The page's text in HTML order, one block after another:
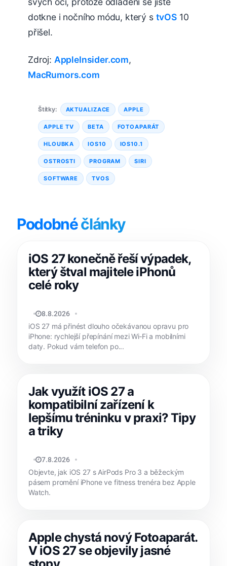
dotkne i nočního módu, který s tvOS10
přišel.
Zdroj: AppleInsider.com,
MacRumors.com
Štítky: AKTUALIZACE APPLE
APPLE TV BETA FOTOAPARÁT
HLOUBKA IOS10 IOS10.1
OSTROSTI PROGRAM SIRI
SOFTWARE TVOS
Podobnéčlánky
iOS 27 konečně řeší výpadek,
který štval majitele iPhonů
celé roky
JAN HOLEŠ
8.8.2026
iOS 27 má přinést dlouho očekávanou opravu pro
iPhone: rychlejší přepínání mezi Wi‑Fi a mobilními
daty. Pokud vám telefon po...
Jak využít iOS 27 a
kompatibilní zařízení k
lepšímu tréninku v praxi? Tipy
a triky
MATYÁŠ KOZÁK
7.8.2026
Objevte, jak iOS 27 s AirPods Pro 3 a běžeckým
pásem promění iPhone ve fitness trenéra bez Apple
Watch.
Apple chystá nový Fotoaparát.
V iOS 27 se objevily jasné